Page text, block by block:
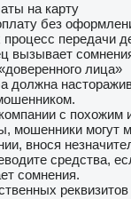
на карту
без
передачи
вызывает
лица»
должна
с похожим
мошенники могут
внося
средства,
сомнения.